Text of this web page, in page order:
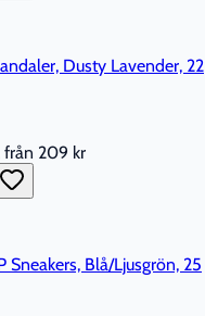
Dusty Lavender, 22
från 209 kr
Sneakers, Blå/Ljusgrön, 25